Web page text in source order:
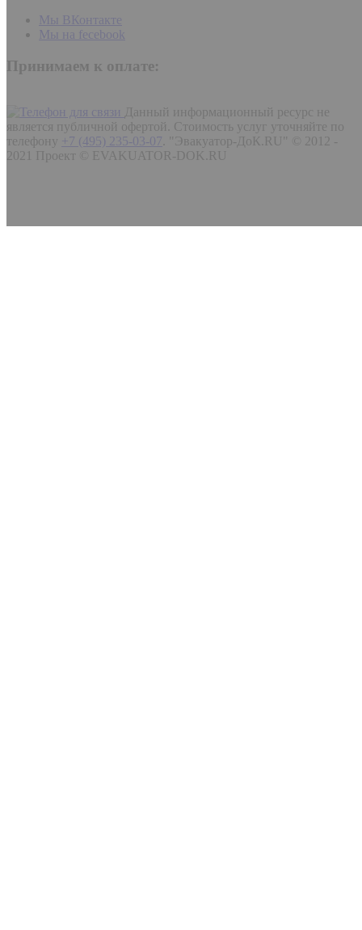
Мы ВКонтакте
Мы на fecebook
Принимаем к оплате:
Данный информационный ресурс не
является публичной офертой. Стоимость услуг уточняйте по
телефону
+7 (495) 235-03-07 "Эвакуатор-ДоК.RU" © 2012 -
2021 Проект © EVAKUATOR-DOK.RU